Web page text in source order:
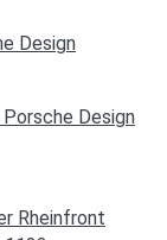
Design